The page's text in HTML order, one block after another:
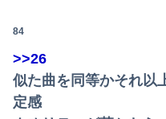
84
>>26
似た曲を同等かそれ以
定感